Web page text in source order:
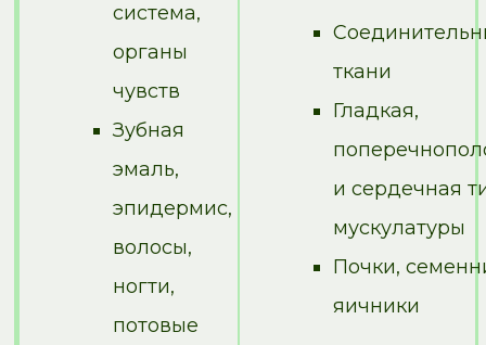
система,
органы
чувств
Зубная
эмаль,
эпидермис,
волосы,
ногти,
потовые
ткани
Гладкая,
и сердечная
мускулатуры
Почки,
яичники